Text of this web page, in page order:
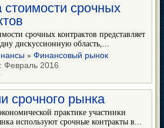
стоимости срочных
срочных контрактов представляет
дискуссионную область,...
» Финансовый рынок
Февраль 2016
срочного рынка
практике участники
используют срочные контракты в...